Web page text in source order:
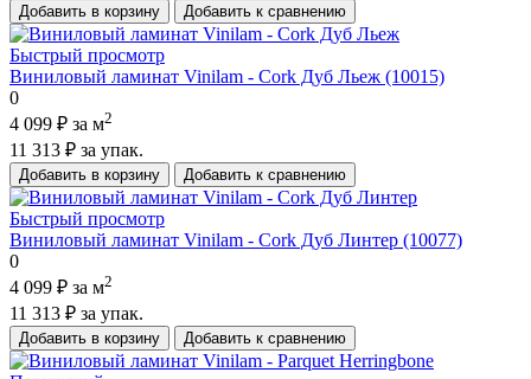
Добавить в корзину Добавить к сравнению
Быстрый просмотр
Виниловый ламинат Vinilam - Cork Дуб Льеж (10015)
0
4 099 ₽ за м2
11 313 ₽ за упак.
Добавить в корзину Добавить к сравнению
Быстрый просмотр
Виниловый ламинат Vinilam - Cork Дуб Линтер (10077)
0
4 099 ₽ за м2
11 313 ₽ за упак.
Добавить в корзину Добавить к сравнению